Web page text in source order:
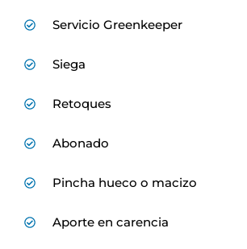
Servicio Greenkeeper
Siega
Retoques
Abonado
Pincha hueco o macizo
Aporte en carencia